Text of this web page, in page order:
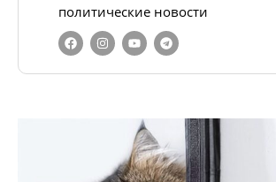
политические новости